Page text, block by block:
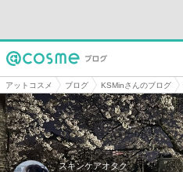
アットコスメ ブログ KSMinさんのブログ
スキンケアオタク